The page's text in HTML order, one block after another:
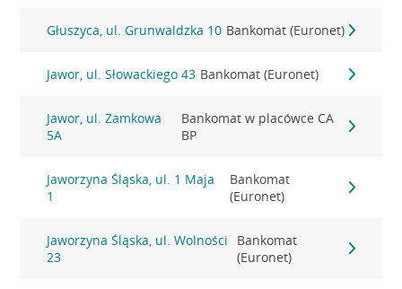
Głuszyca, ul. Grunwaldzka 10 Bankomat (Euronet)
Jawor, ul. Słowackiego 43 Bankomat (Euronet)
Jawor, ul. Zamkowa
5A
Bankomat w placówce CA
BP
Jaworzyna Śląska, ul. 1 Maja
1
Bankomat
(Euronet)
Jaworzyna Śląska, ul. Wolności
23
Bankomat
(Euronet)